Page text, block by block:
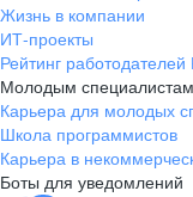
Жизнь в компании
ИТ-проекты
Рейтинг работодателей
Молодым специалистам
Карьера для молодых
Школа программистов
Карьера в
Боты для уведомлений